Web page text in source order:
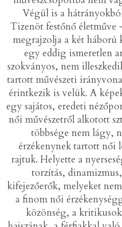
Végül is a
Tizenöt festőnő életműve
megrajzolja a két háború
egy eddig ismeretlen
szokványos, nem
tartott művészeti
érintkezik is velük. A
egy sajátos, eredeti
női művészetről alkotott
többsége nem lágy,
érzékenynek tartott női
rajtuk. Helyette a
torzítás,
kifejezőerők, melyeket
a finom női
közönség, a